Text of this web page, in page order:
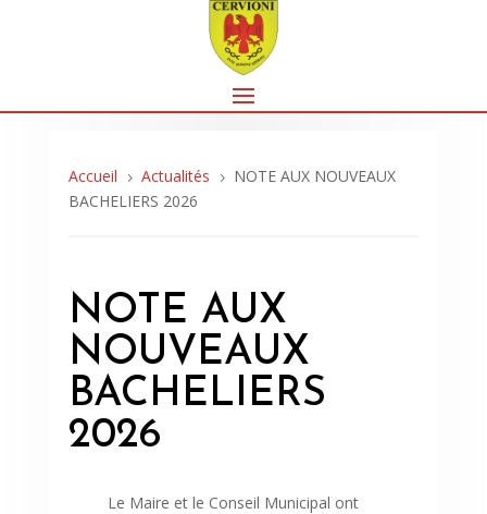
Accueil 5 Actualités 5
NOTE AUX NOUVEAUX
BACHELIERS 2026
NOTE AUX
NOUVEAUX
BACHELIERS
2026
Le Maire et le Conseil Municipal ont